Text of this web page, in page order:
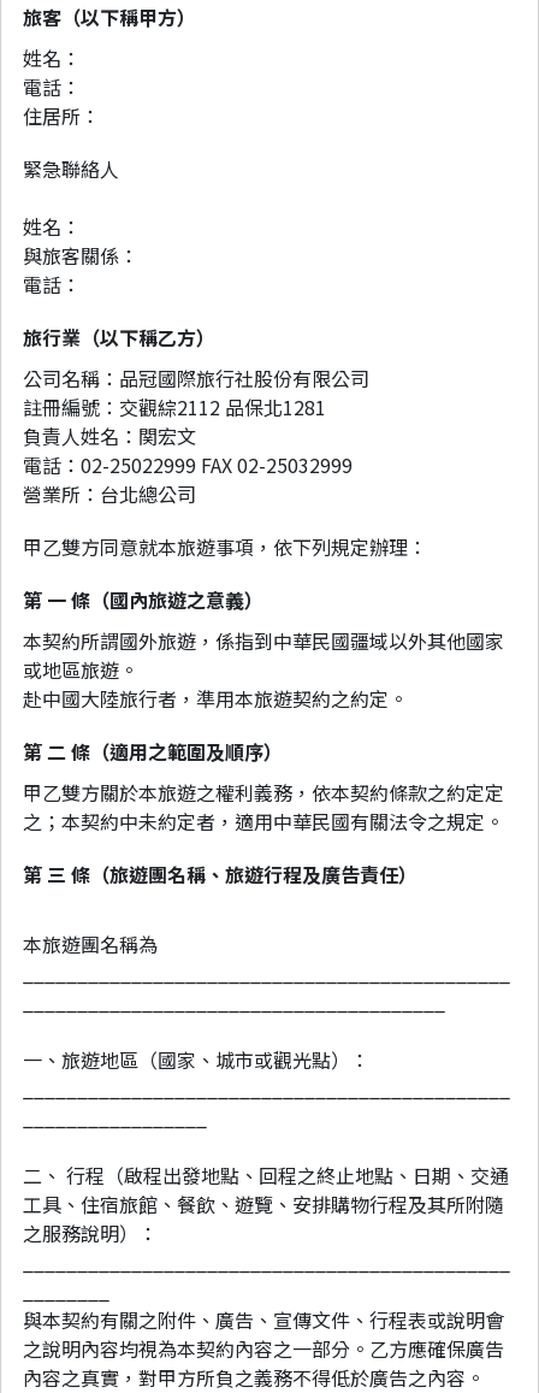
旅客（以下稱甲方）
姓名：
電話：
住居所：
緊急聯絡人
姓名：
與旅客關係：
電話：
旅行業（以下稱乙方）
公司名稱：品冠國際旅行社股份有限公司
註冊編號：交觀綜2112 品保北1281
負責人姓名：関宏文
電話：02-25022999 FAX 02-25032999
營業所：台北總公司
甲乙雙方同意就本旅遊事項，依下列規定辦理：
第 一 條（國內旅遊之意義）
本契約所謂國外旅遊，係指到中華民國疆域以外其他國家
或地區旅遊。
赴中國大陸旅行者，準用本旅遊契約之約定。
第 二 條（適用之範圍及順序）
甲乙雙方關於本旅遊之權利義務，依本契約條款之約定定
之；本契約中未約定者，適用中華民國有關法令之規定。
第 三 條（旅遊團名稱、旅遊行程及廣告責任）
本旅遊團名稱為
一、旅遊地區（國家、城市或觀光點）：
二、 行程（啟程出發地點、回程之終止地點、日期、交通
工具、住宿旅館、餐飲、遊覽、安排購物行程及其所附隨
之服務說明）：
與本契約有關之附件、廣告、宣傳文件、行程表或說明會
之說明內容均視為本契約內容之一部分。乙方應確保廣告
內容之真實，對甲方所負之義務不得低於廣告之內容。